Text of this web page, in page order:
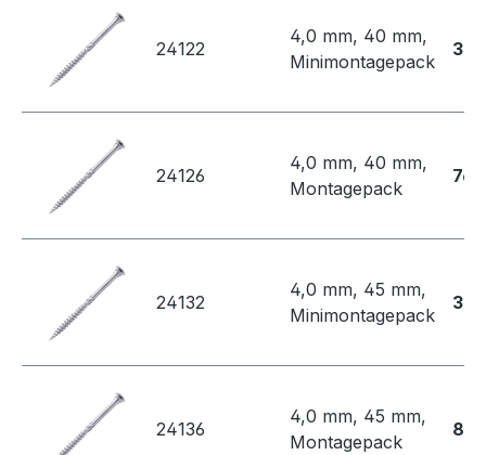
24122
4,0 mm, 40 mm,
Minimontagepack
24126
4,0 mm, 40 mm,
Montagepack
24132
4,0 mm, 45 mm,
Minimontagepack
24136
4,0 mm, 45 mm,
Montagepack